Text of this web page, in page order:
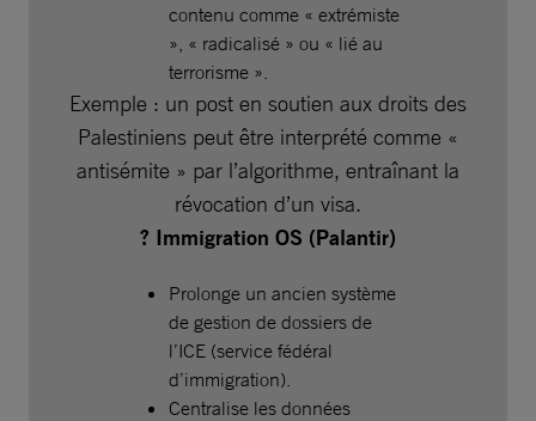
contenu comme « extrémiste
», « radicalisé » ou « lié au
terrorisme ».
Exemple : un post en soutien aux droits des
Palestiniens peut être interprété comme «
antisémite » par l’algorithme, entraînant la
révocation d’un visa.
? Immigration OS (Palantir)
Prolonge un ancien système
de gestion de dossiers de
l’ICE (service fédéral
d’immigration).
Centralise les données